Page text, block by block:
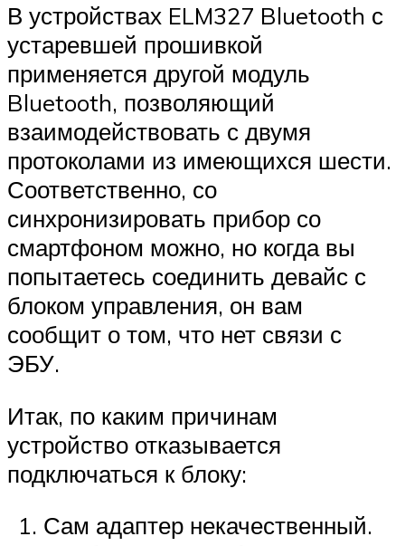
В устройствах ELM327 Bluetooth с
устаревшей прошивкой
применяется другой модуль
Bluetooth, позволяющий
взаимодействовать с двумя
протоколами из имеющихся шести.
Соответственно, со
синхронизировать прибор со
смартфоном можно, но когда вы
попытаетесь соединить девайс с
блоком управления, он вам
сообщит о том, что нет связи с
ЭБУ.
Итак, по каким причинам
устройство отказывается
подключаться к блоку:
Сам адаптер некачественный.